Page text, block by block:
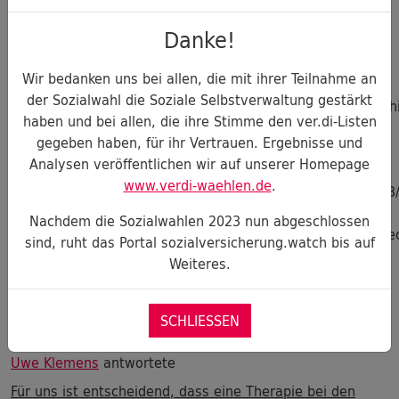
Unwirksamkeit, soweit wissenschaftlich machbar)
werden weiterhin Beitragsgelder für Homöopathie,
Sie sich dagegen einsetzen? Quellen:
https://www.quarks.de/gesundheit/medizin/
wissenschaftlich-nicht-nachvollziehbar/
https://www.spektrum.de/news/denkfehler-der-
homoeopathie/1499429
https://www.ncbi.nlm.nih.gov/pmc/articles/PMC6399603/
https://www.nhs.uk/conditions/homeopathy/
https://publications.parliament.uk/pa/cm200910/
Uwe Klemens antwortete
Für uns ist entscheidend, dass eine Therapie bei den
Danke!
Wir bedanken uns bei allen, die mit ihrer Teilnahme an
der Sozialwahl die Soziale Selbstverwaltung gestärkt
haben und bei allen, die ihre Stimme den ver.di-Listen
gegeben haben, für ihr Vertrauen. Ergebnisse und
Analysen veröffentlichen wir auf unserer Homepage
www.verdi-waehlen.de.
Nachdem die Sozialwahlen 2023 nun abgeschlossen
sind, ruht das Portal sozialversicherung.watch bis auf
Weiteres.
SCHLIESSEN